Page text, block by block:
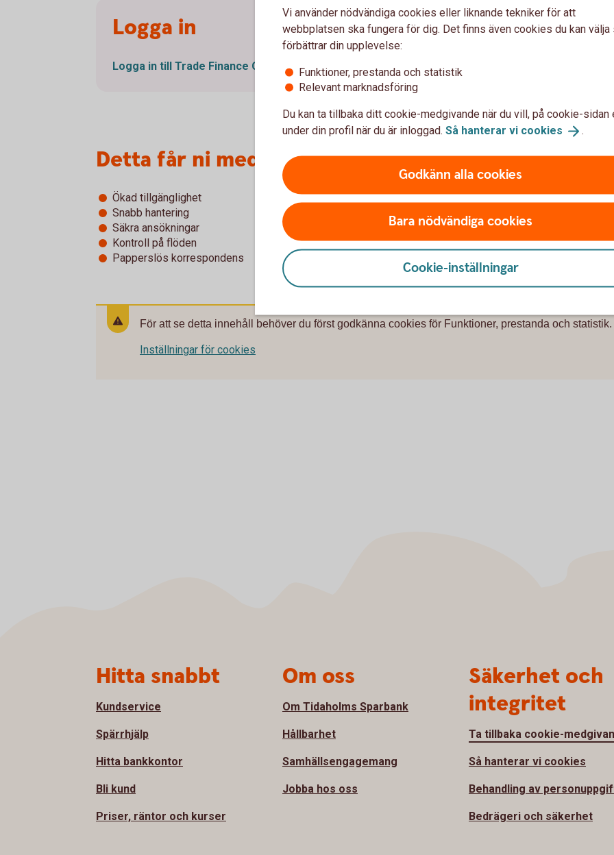
Logga in
Logga in till Trade Finance Online
Detta får ni med Trade Finance Online
Ökad tillgänglighet
Snabb hantering
Säkra ansökningar
Kontroll på flöden
Papperslös korrespondens
För att se detta innehåll behöver du först godkänna cookies för Funktioner, prestanda och statistik.
Inställningar för cookies
Vi använder nödvändiga cookies eller liknande tekniker för att
webbplatsen ska fungera för dig. Det finns även cookies du kan välja
förbättrar din upplevelse:
Funktioner, prestanda och statistik
Relevant marknadsföring
Du kan ta tillbaka ditt cookie-medgivande när du vill, på cookie-sidan
under din profil när du är inloggad. Så hanterar vi cookies .
Godkänn alla cookies
Bara nödvändiga cookies
Cookie-inställningar
Hitta snabbt
Kundservice
Spärrhjälp
Hitta bankkontor
Bli kund
Priser, räntor och kurser
Om oss
Om Tidaholms Sparbank
Hållbarhet
Samhällsengagemang
Jobba hos oss
Säkerhet och
integritet
Ta tillbaka cookie-
Så hanterar vi cookies
Behandling av
Bedrägeri och säkerhet